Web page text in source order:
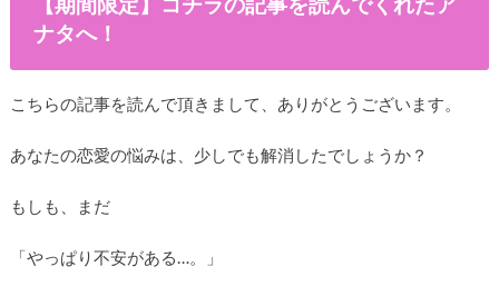
ナタへ！
こちらの記事を読んで頂きまして、ありがとうございます。
あなたの恋愛の悩みは、少しでも解消したでしょうか？
もしも、まだ
「やっぱり不安がある…。」